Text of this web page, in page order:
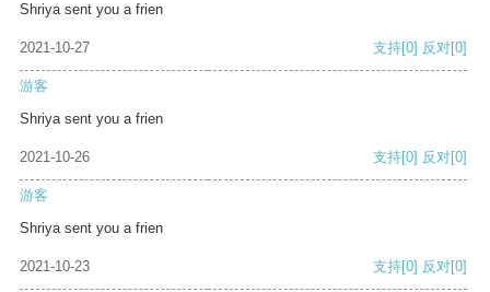
Shriya sent you a frien
2021-10-27 支持[0] 反对[0]
游客
Shriya sent you a frien
2021-10-26 支持[0] 反对[0]
游客
Shriya sent you a frien
2021-10-23 支持[0] 反对[0]